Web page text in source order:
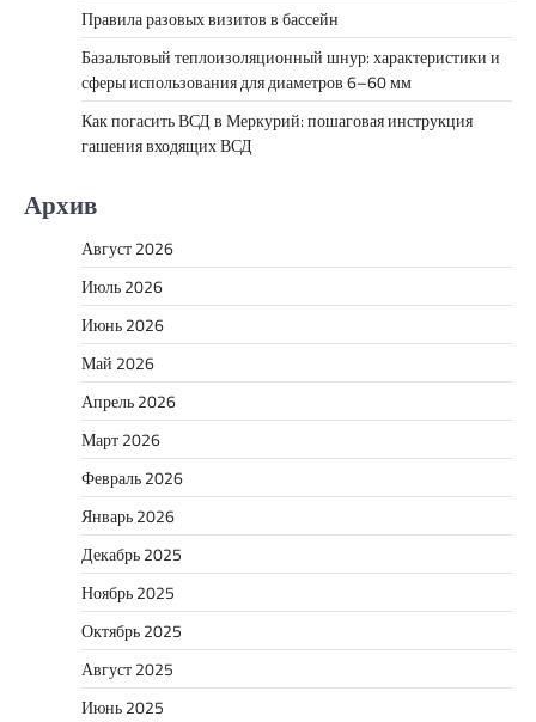
Правила разовых визитов в бассейн
Базальтовый теплоизоляционный шнур: характеристики и
сферы использования для диаметров 6–60 мм
Как погасить ВСД в Меркурий: пошаговая инструкция
гашения входящих ВСД
Архив
Август 2026
Июль 2026
Июнь 2026
Май 2026
Апрель 2026
Март 2026
Февраль 2026
Январь 2026
Декабрь 2025
Ноябрь 2025
Октябрь 2025
Август 2025
Июнь 2025